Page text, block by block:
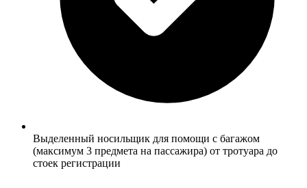
Выделенный носильщик для помощи с багажом
(максимум 3 предмета на пассажира) от тротуара до
стоек регистрации